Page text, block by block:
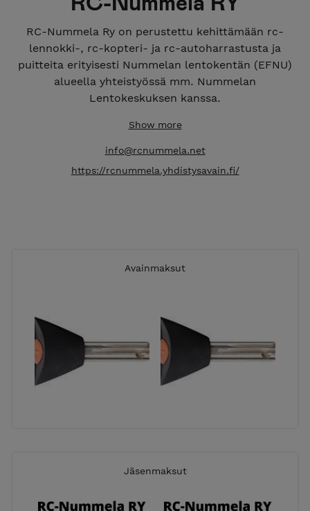
RC-Nummela Ry on perustettu kehittämään rc-
lennokki-, rc-kopteri- ja rc-autoharrastusta ja
puitteita erityisesti Nummelan lentokentän (EFNU)
alueella yhteistyössä mm. Nummelan
Lentokeskuksen kanssa.
Show more
info@rcnummela.net
https://rcnummela.yhdistysavain.fi/
Avainmaksut
Jäsenmaksut